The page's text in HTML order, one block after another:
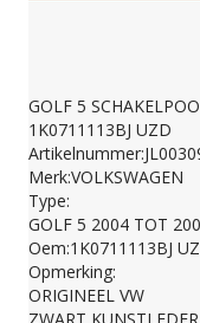
H5
ZWART
GOLF 5
1K0711113BJ UZD
Merk:VOLKSWAGEN
Type:
GOLF 5 2004 TOT
Oem:1K0711113BJ
Opmerking:
ORIGINEEL VW